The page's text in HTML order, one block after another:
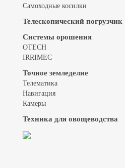
Самоходные косилки
Телескопический погрузчик
Системы орошения
OTECH
IRRIMEC
Точное земледелие
Телематика
Навигация
Камеры
Техника для овощеводства